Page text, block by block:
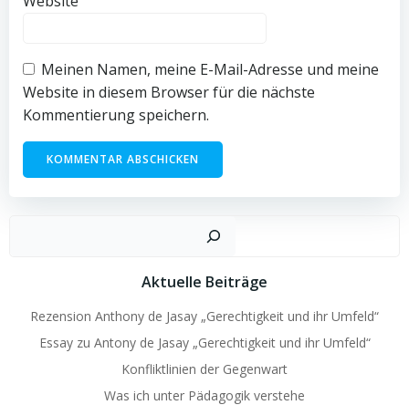
Meinen Namen, meine E-Mail-Adresse und meine
Website in diesem Browser für die nächste
Kommentierung speichern.
Aktuelle Beiträge
Rezension Anthony de Jasay „Gerechtigkeit und ihr Umfeld“
Essay zu Antony de Jasay „Gerechtigkeit und ihr Umfeld“
Konfliktlinien der Gegenwart
Was ich unter Pädagogik verstehe